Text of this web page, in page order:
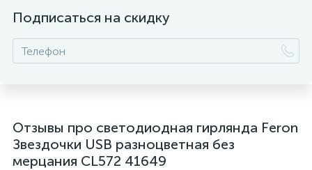
Подписаться на скидку
Отзывы про светодиодная гирлянда Feron
Звездочки USB разноцветная без
мерцания CL572 41649